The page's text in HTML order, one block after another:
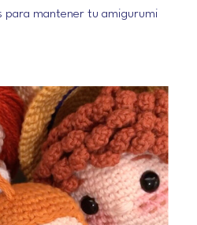
para mantener tu amigurumi